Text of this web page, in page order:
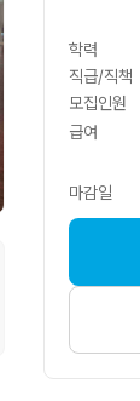
학력
직급/직책
모집인원
급여
마감일